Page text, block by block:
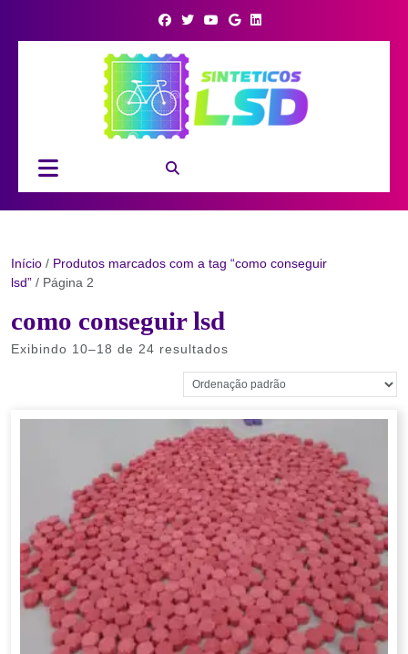
Button
Início / Produtos marcados com a tag “como conseguir
lsd” / Página 2
como conseguir lsd
Exibindo 10–18 de 24 resultados